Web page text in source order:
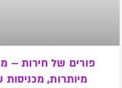
פורים של חירות –
מיותרות,